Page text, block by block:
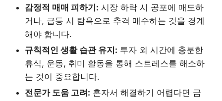
감정적 매매 피하기: 시장 하락 시 공포에 매도하
거나, 급등 시 탐욕으로 추격 매수하는 것을 경계
해야 합니다.
규칙적인 생활 습관 유지: 투자 외 시간에 충분한
휴식, 운동, 취미 활동을 통해 스트레스를 해소하
는 것이 중요합니다.
전문가 도움 고려: 혼자서 해결하기 어렵다면 금